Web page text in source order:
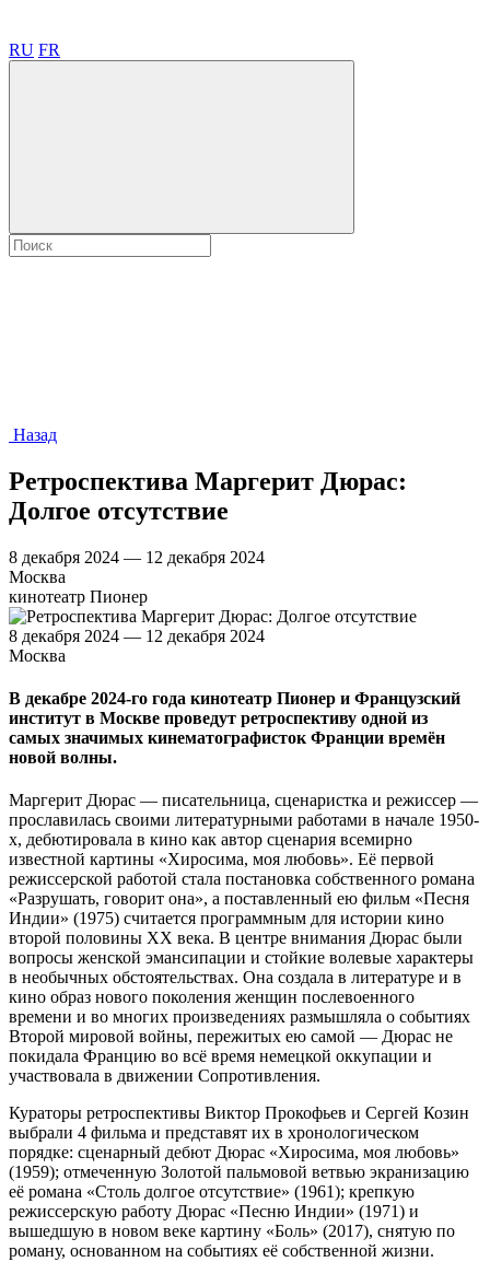
RU FR
Назад
Ретроспектива Маргерит Дюрас:
Долгое отсутствие
8 декабря 2024 — 12 декабря 2024
Москва
кинотеатр Пионер
8 декабря 2024 — 12 декабря 2024
Москва
В декабре 2024-го года кинотеатр Пионер и Французский
институт в Москве проведут ретроспективу одной из
самых значимых кинематографисток Франции времён
новой волны.
Маргерит Дюрас — писательница, сценаристка и режиссер —
прославилась своими литературными работами в начале 1950-
х, дебютировала в кино как автор сценария всемирно
известной картины «Хиросима, моя любовь». Её первой
режиссерской работой стала постановка собственного романа
«Разрушать, говорит она», а поставленный ею фильм «Песня
Индии» (1975) считается программным для истории кино
второй половины XX века. В центре внимания Дюрас были
вопросы женской эмансипации и стойкие волевые характеры
в необычных обстоятельствах. Она создала в литературе и в
кино образ нового поколения женщин послевоенного
времени и во многих произведениях размышляла о событиях
Второй мировой войны, пережитых ею самой — Дюрас не
покидала Францию во всё время немецкой оккупации и
участвовала в движении Сопротивления.
Кураторы ретроспективы Виктор Прокофьев и Сергей Козин
выбрали 4 фильма и представят их в хронологическом
порядке: сценарный дебют Дюрас «Хиросима, моя любовь»
(1959); отмеченную Золотой пальмовой ветвью экранизацию
её романа «Столь долгое отсутствие» (1961); крепкую
режиссерскую работу Дюрас «Песню Индии» (1971) и
вышедшую в новом веке картину «Боль» (2017), снятую по
роману, основанном на событиях её собственной жизни.